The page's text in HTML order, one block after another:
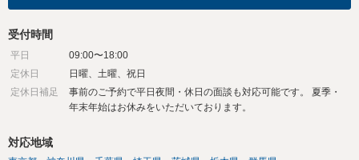
受付時間
平日
09:00〜18:00
定休日
日曜、土曜、祝日
定休日補足
事前のご予約で平日夜間・休日の面談も対応可能です。 夏季・
年末年始はお休みをいただいております。
対応地域